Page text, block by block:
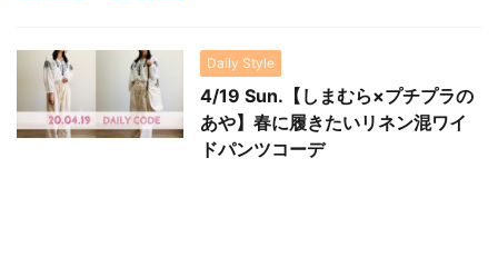
Daily Style
4/19 Sun.【しまむら×プチプラの
あや】春に履きたいリネン混ワイ
ドパンツコーデ